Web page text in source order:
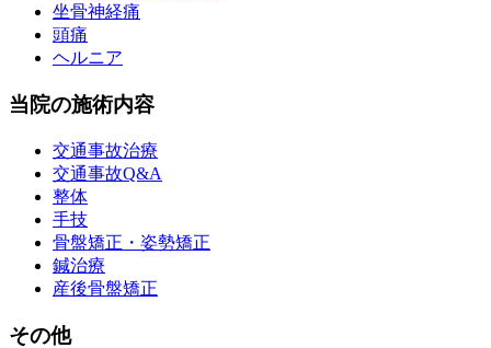
坐骨神経痛
頭痛
ヘルニア
当院の施術内容
交通事故治療
交通事故Q&A
整体
手技
骨盤矯正・姿勢矯正
鍼治療
産後骨盤矯正
その他